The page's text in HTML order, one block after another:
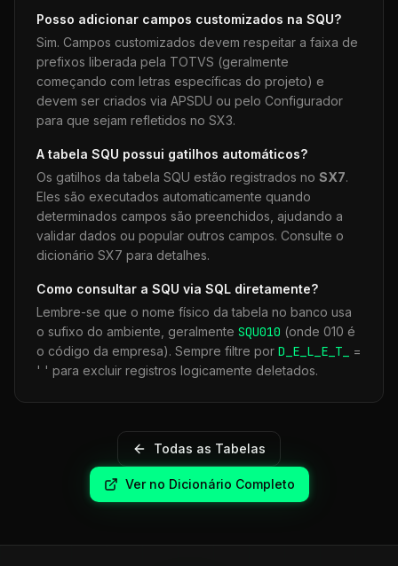
Posso adicionar campos customizados na SQU?
Sim. Campos customizados devem respeitar a faixa de
prefixos liberada pela TOTVS (geralmente
começando com letras específicas do projeto) e
devem ser criados via APSDU ou pelo Configurador
para que sejam refletidos no SX3.
A tabela SQU possui gatilhos automáticos?
Os gatilhos da tabela SQU estão registrados no SX7.
Eles são executados automaticamente quando
determinados campos são preenchidos, ajudando a
validar dados ou popular outros campos. Consulte o
dicionário SX7 para detalhes.
Como consultar a SQU via SQL diretamente?
Lembre-se que o nome físico da tabela no banco usa
o sufixo do ambiente, geralmente SQU010 (onde 010 é
o código da empresa). Sempre filtre por D_E_L_E_T_
=
' ' para excluir registros logicamente deletados.
Todas as Tabelas
Ver no Dicionário Completo